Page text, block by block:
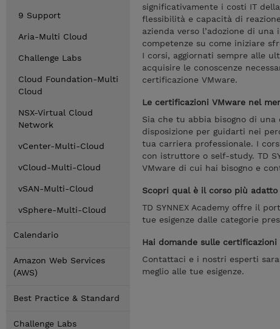
9 Support
Aria-Multi Cloud
Challenge Labs
Cloud Foundation-Multi
Cloud
NSX-Virtual Cloud
Network
vCenter-Multi-Cloud
vCloud-Multi-Cloud
vSAN-Multi-Cloud
vSphere-Multi-Cloud
Calendario
Amazon Web Services
(AWS)
Best Practice & Standard
Challenge Labs
significativamente i costi IT
flessibilità e capacità di
azienda verso l’adozione di
competenze su come iniziare
I corsi, aggiornati sempre alle
acquisire le conoscenze
certificazione VMware.
Le certificazioni VMware nel
Sia che tu abbia bisogno di una
disposizione per guidarti nei
tua carriera professionale. I
con istruttore o self-study. TD
VMware di cui hai bisogno e
Scopri qual è il corso più adatto
TD SYNNEX Academy offre il
tue esigenze dalle categorie
Hai domande sulle
Contattaci e i nostri esperti
meglio alle tue esigenze.